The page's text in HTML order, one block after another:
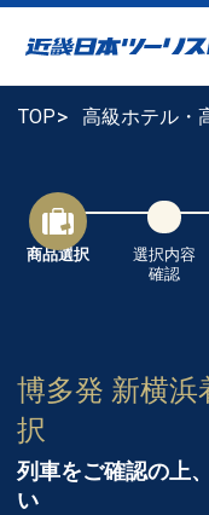
TOP 高級ホテル・
商品選択
選択内容
確認
博多発 新横浜
択
列車をご確認の上
い